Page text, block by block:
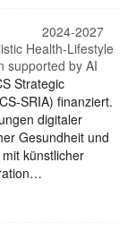
2024-2027
Health-Lifestyle
supported by AI
Strategic
SRIA) finanziert.
digitaler
Gesundheit und
künstlicher